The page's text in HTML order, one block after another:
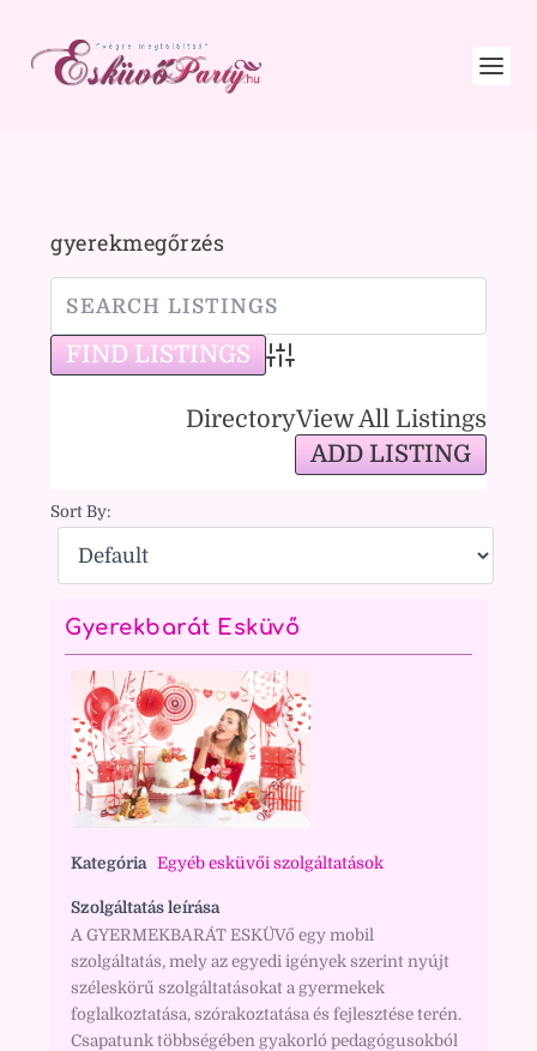
gyerekmegőrzés
Advanced Search
DirectoryView All Listings
ADD LISTING
Sort By:
Gyerekbarát Esküvő
Kategória Egyéb esküvői szolgáltatások
Szolgáltatás leírása
A GYERMEKBARÁT ESKÜVő egy mobil
szolgáltatás, mely az egyedi igények szerint nyújt
széleskörű szolgáltatásokat a gyermekek
foglalkoztatása, szórakoztatása és fejlesztése terén.
Csapatunk többségében gyakorló pedagógusokból